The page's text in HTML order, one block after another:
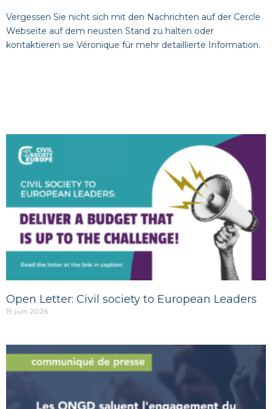
Vergessen Sie nicht sich mit den Nachrichten auf der Cercle
Webseite auf dem neusten Stand zu halten oder
kontaktieren sie Véronique für mehr detaillierte Information.
Open Letter: Civil society to European Leaders
19 juin 2026